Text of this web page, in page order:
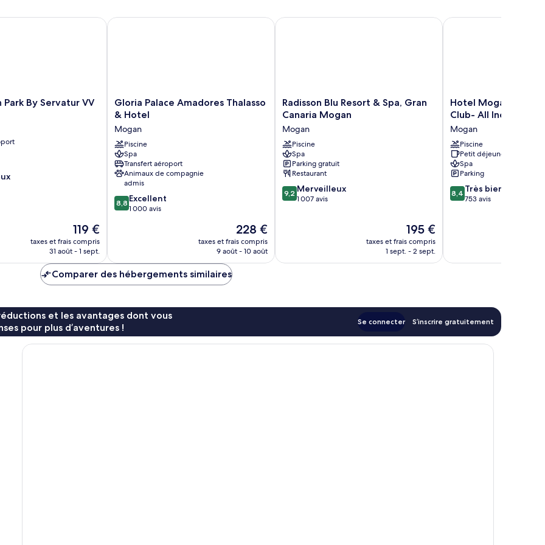
Chambre
By Servatur VV
Le
nouveau
prix
de
119 €
119 €
taxes et frais compris
31 août - 1 sept.
By Servatur VV
Gloria
Palace
Thalasso
&
Hotel
Mogan
Gloria Palace Amadores Thalasso
& Hotel
Mogan
Piscine
Spa
Transfert aéroport
Animaux de compagnie
admis
8.8
sur
8,8 Excellent
1 000 avis
Le
nouveau
prix
228 €
taxes et frais compris
9 août - 10 août
Gloria Palace Amadores Thalasso & Hotel
Radisson
Blu
&
Spa,
Gran
Canaria
Mogan
Mogan
Radisson Blu Resort & Spa, Gran
Canaria Mogan
Mogan
Piscine
Spa
Parking gratuit
Restaurant
9.2
sur
9,2 Merveilleux
1 007 avis
Le
nouveau
prix
195 €
taxes et frais compris
1 sept. - 2 sept.
Radisson Blu Resort & Spa, Gran Canaria Mogan
Hotel
Mogan
&
Beach
Club-
All
Inclusive
Mogan
Hotel Mogan
Club- All Inclusive
Mogan
Piscine
Petit déjeuner gratuit
Spa
Parking
8.4
sur
8,4 Très bien
753 avis
Hotel Mogan Princess
Comparer des hébergements similaires
et les avantages dont vous
pour plus d’aventures !
Se connecter S’inscrire gratuitement